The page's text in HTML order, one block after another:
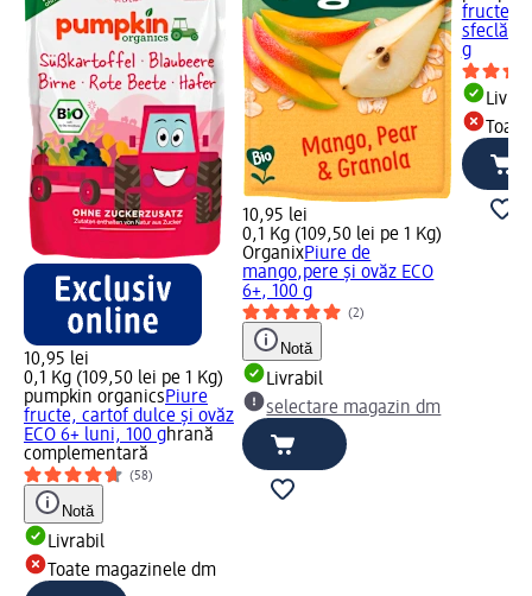
10,95 lei
0,1 Kg (109,50 lei pe 1 Kg)
pumpkin organicsPiure
fructe, cartof dulce și ovăz
ECO 6+ luni, 100 ghrană
complementară
(58)
Notă
Livrabil
Toate magazinele dm
10,95 lei
0,1 Kg (109,50 lei pe 1 Kg)
OrganixPiure de
mango,pere și ovăz ECO
6+, 100 g
(2)
Notă
Livrabil
selectare magazin dm
fructe,
sfeclă
g